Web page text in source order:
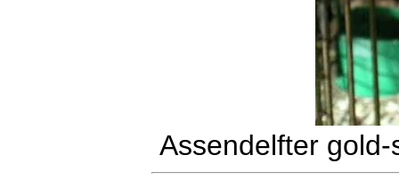
Assendelfter